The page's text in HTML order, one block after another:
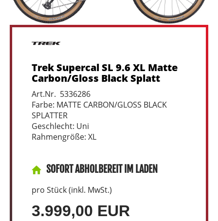
Trek Supercal SL 9.6 XL Matte
Carbon/Gloss Black Splatt
Art.Nr. 5336286
Farbe: MATTE CARBON/GLOSS BLACK
SPLATTER
Geschlecht: Uni
Rahmengröße: XL
SOFORT ABHOLBEREIT IM LADEN
pro Stück (inkl. MwSt.)
3.999,00 EUR